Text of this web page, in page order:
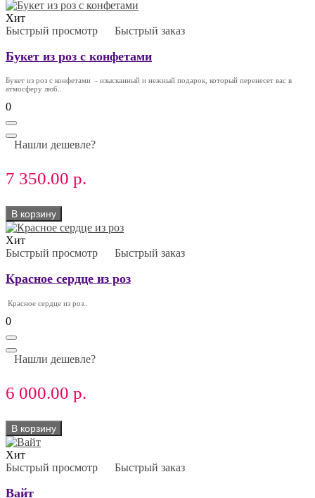
Хит
Быстрый просмотр
Быстрый заказ
Букет из роз с конфетами
Букет из роз с конфетами - изысканный и нежный подарок, который перенесет вас в
атмосферу люб..
0
Нашли дешевле?
7 350.00 р.
В корзину
Хит
Быстрый просмотр
Быстрый заказ
Красное сердце из роз
Красное сердце из роз..
0
Нашли дешевле?
6 000.00 р.
В корзину
Хит
Быстрый просмотр
Быстрый заказ
Вайт